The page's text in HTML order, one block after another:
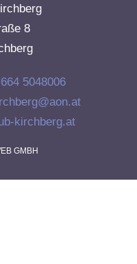
8
5048006
kirchberg.at
GMBH